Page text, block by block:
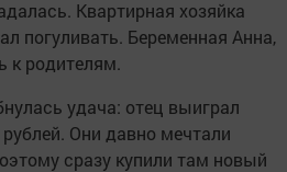
Квартирная хозяйка
погуливать. Беременная Анна,
к родителям.
удача: отец выиграл
Они давно мечтали
сразу купили там новый